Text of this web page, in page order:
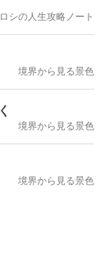
シの人生攻略ノート
境界から見る景色
境界から見る景色
境界から見る景色